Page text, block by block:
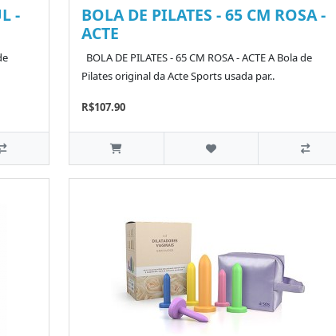
-
BOLA DE PILATES - 65 CM ROSA -
ACTE
BOLA DE PILATES - 65 CM ROSA - ACTE A Bola de
Pilates original da Acte Sports usada par..
R$107.90